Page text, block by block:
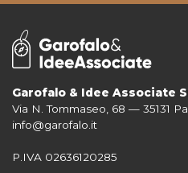
Per informazioni su come vengono
Privacy Policy
Garofalo & Idee Associate
Via N. Tommaseo, 68 — 35131
info@garofalo.it
P.IVA 02636120285